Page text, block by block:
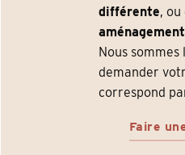
différente, ou
Nous
demander
correspond
Faire